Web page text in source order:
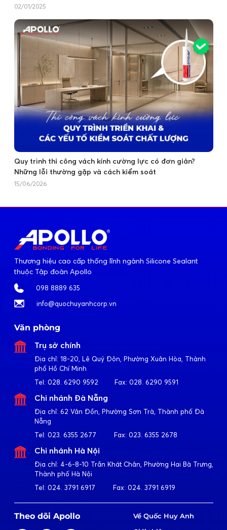
02/01/2025
Quy trình thi công vách kính cường lực có đơn giản?
Những lỗi thường gặp và cách kiểm soát
15/06/2026
Thương hiệu cao cấp thống lĩnh ngành Silicone Sealant
thuộc Tập đoàn Apollo
098 8889 635
info@quochuyanhcorp.vn
Văn phòng
Trụ sở chính
Địa chỉ: 18-20, Lê Quý Đôn, Phường Xuân Hòa, Thành
phố Hồ Chí Minh
Tel: 028. 6290 9592 Fax: 028. 6290 9591
Chi nhánh Đà Nẵng
Địa chỉ: 62 Vân Đồn, Phường Sơn Trà, Thành phố Đà
Nẵng
Tel: 023. 6355 2677 Fax: 023. 6355 2678
Chi nhánh Hà Nội
Địa chỉ: 4-6-8-10 Trần Khát Chân, Phường Hai Bà Trưng,
Thành phố Hà Nội
Tel: 024. 3791 6917 Fax: 024. 3791 6919
Theo dõi Apollo
Về Quốc Huy Anh